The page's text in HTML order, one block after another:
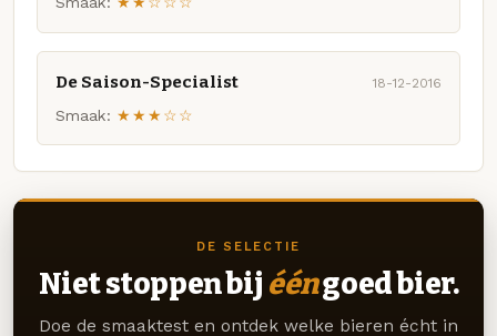
De Saison-Specialist 18-12-2016
Smaak: ★★★☆☆
DE SELECTIE
Niet stoppen bij ééngoed bier.
Doe de smaaktest en ontdek welke bieren écht in